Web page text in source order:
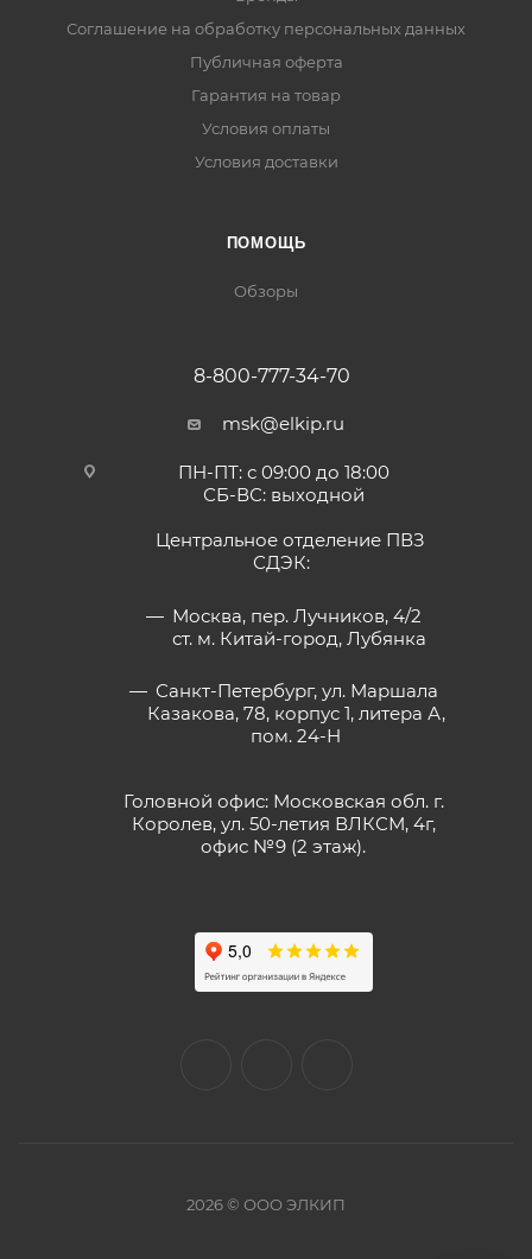
Соглашение на обработку персональных данных
Публичная оферта
Гарантия на товар
Условия оплаты
Условия доставки
ПОМОЩЬ
Обзоры
8-800-777-34-70
msk@elkip.ru
ПН-ПТ: с 09:00 до 18:00
СБ-ВС: выходной
Центральное отделение ПВЗ
СДЭК:
Москва, пер. Лучников, 4/2
ст. м. Китай-город, Лубянка
Санкт-Петербург, ул. Маршала
Казакова, 78, корпус 1, литера А,
пом. 24-Н
Головной офис: Московская обл. г.
Королев, ул. 50-летия ВЛКСМ, 4г,
офис №9 (2 этаж).
2026 © ООО ЭЛКИП